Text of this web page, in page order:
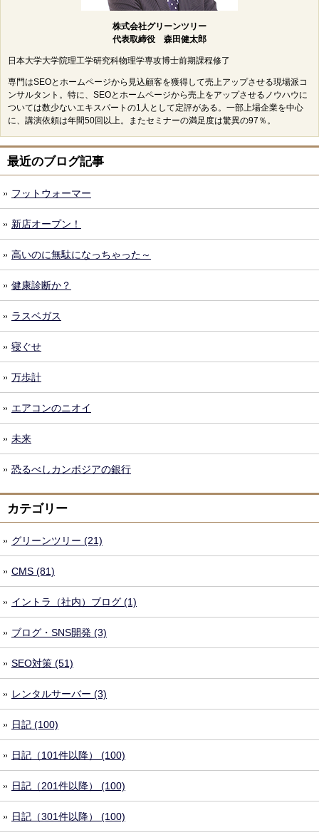
株式会社グリーンツリー
代表取締役 森田健太郎
日本大学大学院理工学研究科物理学専攻博士前期課程修了
専門はSEOとホームページから見込顧客を獲得して売上アップさせる現場派コ
ンサルタント。特に、SEOとホームページから売上をアップさせるノウハウに
ついては数少ないエキスパートの1人として定評がある。一部上場企業を中心
に、講演依頼は年間50回以上。またセミナーの満足度は驚異の97％。
最近のブログ記事
フットウォーマー
新店オープン！
高いのに無駄になっちゃった～
健康診断か？
ラスベガス
寝ぐせ
万歩計
エアコンのニオイ
未来
恐るべしカンボジアの銀行
カテゴリー
グリーンツリー (21)
CMS (81)
イントラ（社内）ブログ (1)
ブログ・SNS開発 (3)
SEO対策 (51)
レンタルサーバー (3)
日記 (100)
日記（101件以降） (100)
日記（201件以降） (100)
日記（301件以降） (100)